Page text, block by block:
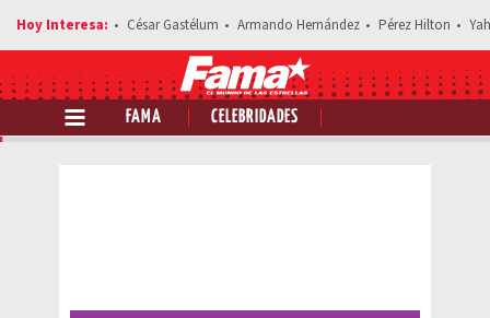
César Gastélum Armando Hernández Pérez Hilton
FAMA CELEBRIDADES
Comparte esta noticia